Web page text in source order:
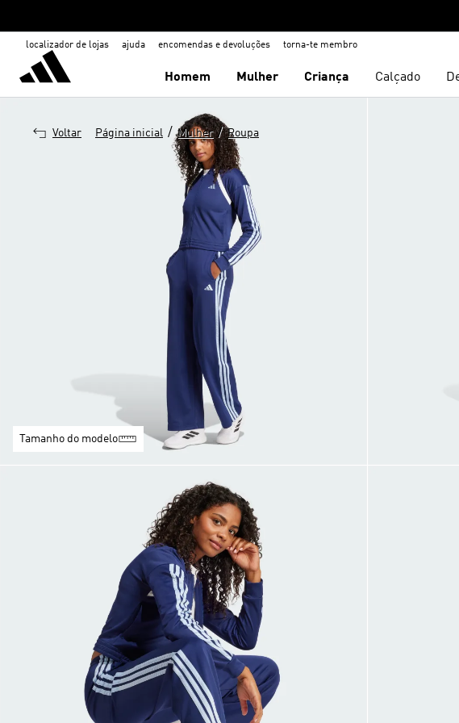
localizador de lojas ajuda encomendas e devoluções torna-te membro
Homem Mulher Criança Calçado
Voltar Página inicial / Mulher / Roupa
Tamanho do modelo